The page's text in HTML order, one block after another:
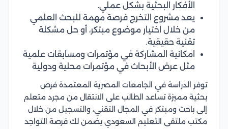
الأفكار البحثية بشكل عملي.
يعد مشروع التخرج فرصة مهمة للبحث العلمي
من خلال اختيار موضوع مبتكر، أو حل مشكلة
تقنية حقيقية.
امكانية المشاركة في مؤتمرات ومسابقات علمية
مثل عرض الأبحاث في مؤتمرات محلية ودولية
توفر الدراسة في الجامعات المصرية المعتمدة فرص
بحثية مميزة تساعد الطالب على الانتقال من مجرد متعلم
إلى باحث ومبتكر في المجال التقني، والتسجيل من خلال
مكتب ملتقى التعليم السعودي يضمن لك فرصة التواجد